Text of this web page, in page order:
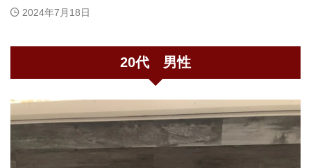
2024年7月18日
20代 男性